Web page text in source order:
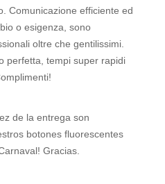
Comunicazione efficiente ed
o esigenza, sono
oltre che gentilissimi.
perfetta, tempi super rapidi
de la entrega son
botones fluorescentes
Gracias.